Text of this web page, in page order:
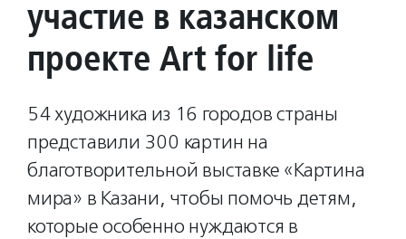
участие в казанском
проекте Art for life
54 художника из 16 городов страны
представили 300 картин на
благотворительной выставке «Картина
мира» в Казани, чтобы помочь детям,
которые особенно нуждаются в